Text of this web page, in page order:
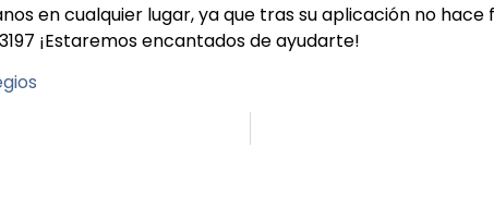
en cualquier lugar, ya que tras su aplicación no
¡Estaremos encantados de ayudarte!